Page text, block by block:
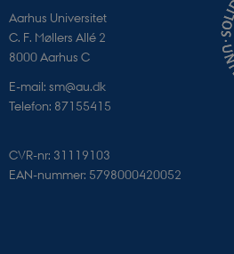
Aarhus Universitet
C. F. Møllers Allé 2
8000 Aarhus C
E-mail: sm@au.dk
Telefon: 87155415
CVR-nr: 31119103
EAN-nummer: 5798000420052